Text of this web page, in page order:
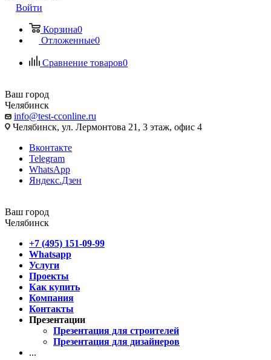
Войти
Корзина0
Отложенные0
Сравнение товаров0
Ваш город
Челябинск
info@test-cconline.ru
Челябинск, ул. Лермонтова 21, 3 этаж, офис 4
Вконтакте
Telegram
WhatsApp
Яндекс.Дзен
Ваш город
Челябинск
+7 (495) 151-09-99
Whatsapp
Услуги
Проекты
Как купить
Компания
Контакты
Презентации
Презентация для строителей
Презентация для дизайнеров
...